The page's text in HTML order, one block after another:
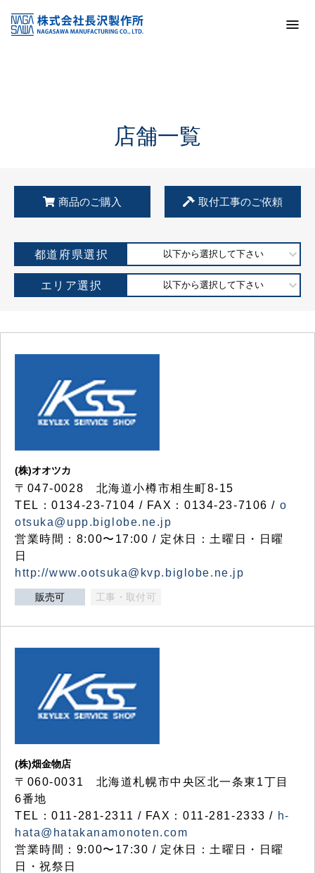
KSS加盟店・取扱店情報
店舗一覧
店舗一覧
商品のご購入 取付工事のご依頼
都道府県選択 以下から選択して下さい
エリア選択 以下から選択して下さい
(株)オオツカ
〒047-0028 北海道小樽市相生町8-15
TEL：0134-23-7104 / FAX：0134-23-7106 / o
otsuka@upp.biglobe.ne.jp
営業時間：8:00〜17:00 / 定休日：土曜日・日曜
日
http://www.ootsuka@kvp.biglobe.ne.jp
販売可 工事・取付可
(株)畑金物店
〒060-0031 北海道札幌市中央区北一条東1丁目
6番地
TEL：011-281-2311 / FAX：011-281-2333 / h-
hata@hatakanamonoten.com
営業時間：9:00〜17:30 / 定休日：土曜日・日曜
日・祝祭日